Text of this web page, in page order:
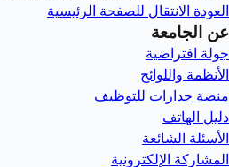
العودة الانتقال للصفحة الرئيسية
عن الجامعة
جولة افتراضية
الأنظمة واللوائح
منصة جدارات للتوظيف
دليل الهاتف
الأسئلة الشائعة
المشاركة الإلكترونية